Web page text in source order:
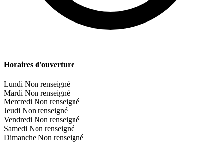
Horaires d'ouverture
Lundi Non renseigné
Mardi Non renseigné
Mercredi Non renseigné
Jeudi Non renseigné
Vendredi Non renseigné
Samedi Non renseigné
Dimanche Non renseigné